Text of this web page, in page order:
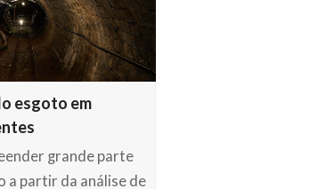
esgoto em
grande parte
a partir da análise de